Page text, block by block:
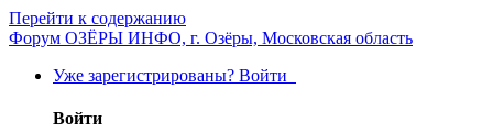
Перейти к содержанию
Форум ОЗЁРЫ ИНФО, г. Озёры, Московская область
Уже зарегистрированы? Войти
Войти